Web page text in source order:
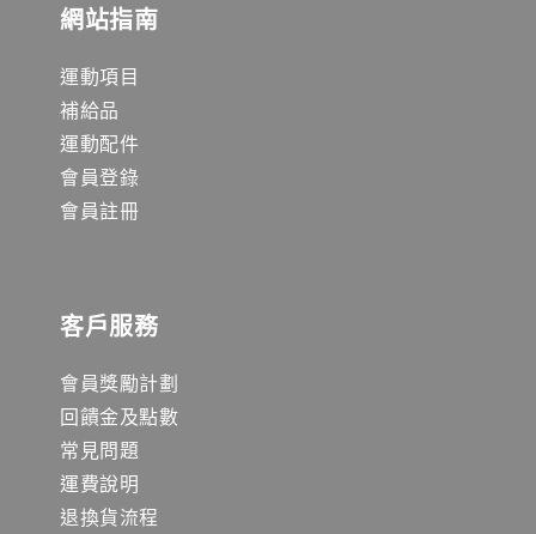
網站指南
運動項目
補給品
運動配件
會員登錄
會員註冊
客戶服務
會員獎勵計劃
回饋金及點數
常見問題
運費說明
退換貨流程